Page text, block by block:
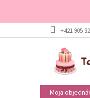
na
+421 905
Moja